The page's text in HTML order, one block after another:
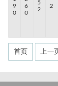
9
0
6
0
5
2
2
首页 上一